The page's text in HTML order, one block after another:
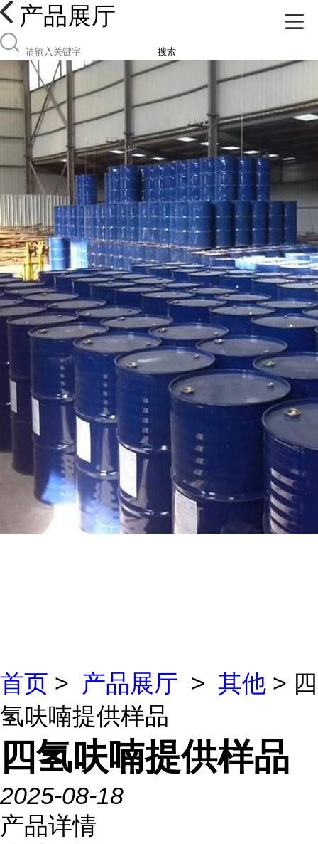
产品展厅
搜索
首页 > 产品展厅 > 其他 > 四
氢呋喃提供样品
四氢呋喃提供样品
2025-08-18
产品详情